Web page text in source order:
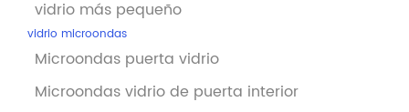
vidrio más pequeño
vidrio microondas
Microondas puerta vidrio
Microondas vidrio de puerta interior